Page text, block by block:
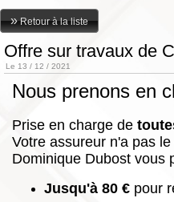
»Retour à la liste
Offre sur travaux de
Le 13 / 12 / 2021
Nous prenons en
Prise en charge de
Votre assureur n'a pas
Dominique Dubost vous
Jusqu'à 80 € pour